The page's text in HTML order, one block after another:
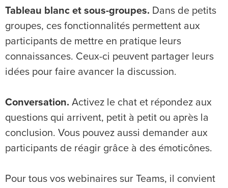
Tableau blanc et sous-groupes. Dans de petits
groupes, ces fonctionnalités permettent aux
participants de mettre en pratique leurs
connaissances. Ceux-ci peuvent partager leurs
idées pour faire avancer la discussion.
Conversation. Activez le chat et répondez aux
questions qui arrivent, petit à petit ou après la
conclusion. Vous pouvez aussi demander aux
participants de réagir grâce à des émoticônes.
Pour tous vos webinaires sur Teams, il convient